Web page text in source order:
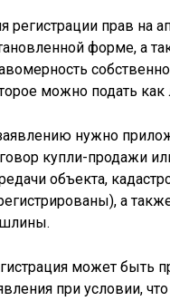
регистрации прав на
форме, а
можно подать как
нужно
купли-продажи
объекта,
а
может быть
при условии,